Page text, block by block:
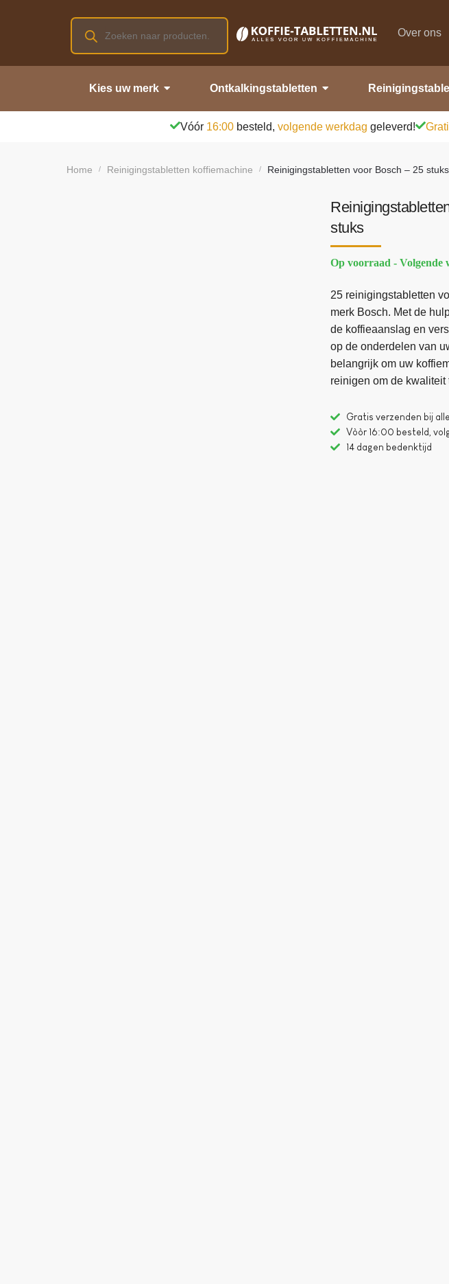
Over ons
Kies uw merk Ontkalkingstabletten
Vóór 16:00 besteld, volgende werkdag geleverd!
Home / Reinigingstabletten koffiemachine / Reinigingstabletten voor Bosch – 25 stuks
stuks
Op voorraad - Volgende
25 reinigingstabletten
merk Bosch. Met de
de koffieaanslag en
op de onderdelen van
belangrijk om uw
reinigen om de kwaliteit
Gratis verzenden bij
Vòòr 16:00 besteld,
14 dagen bedenktijd